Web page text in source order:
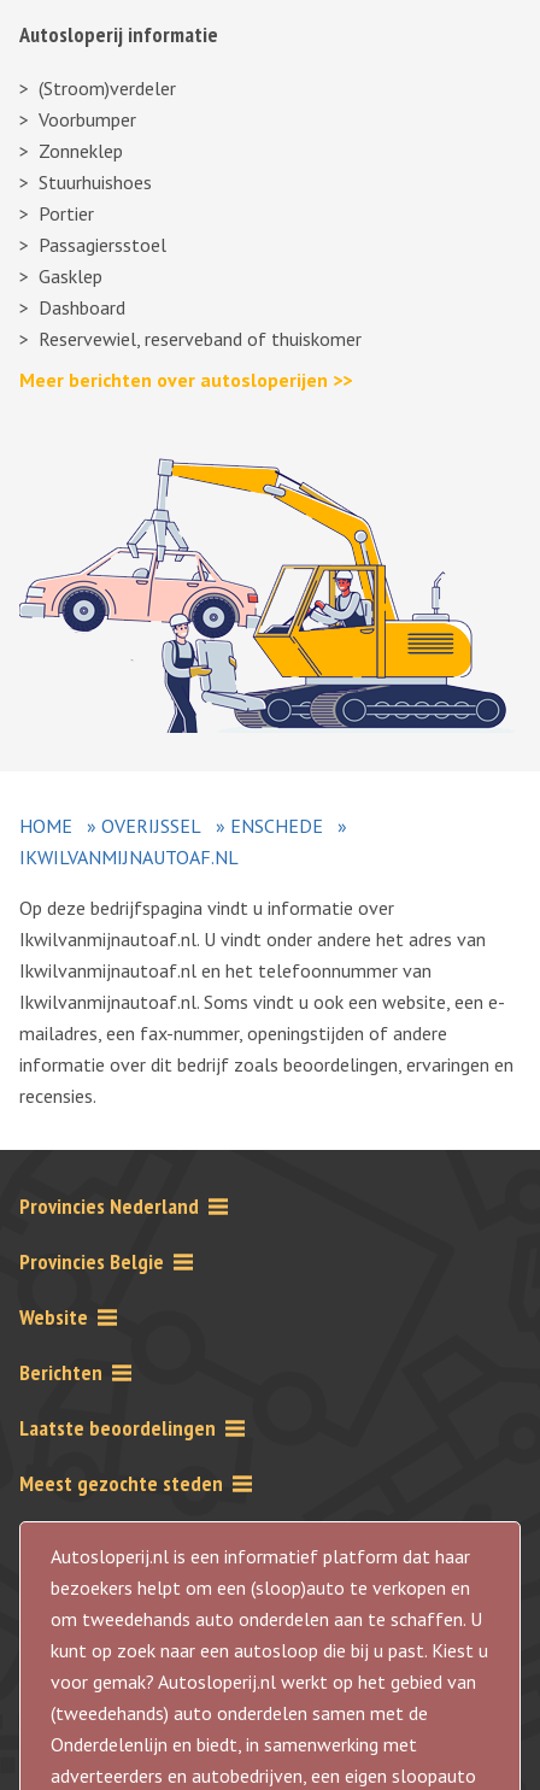
Autosloperij informatie
(Stroom)verdeler
Voorbumper
Zonneklep
Stuurhuishoes
Portier
Passagiersstoel
Gasklep
Dashboard
Reservewiel, reserveband of thuiskomer
Meer berichten over autosloperijen >>
HOME » OVERIJSSEL » ENSCHEDE
»
IKWILVANMIJNAUTOAF.NL
Op deze bedrijfspagina vindt u informatie over
Ikwilvanmijnautoaf.nl. U vindt onder andere het adres van
Ikwilvanmijnautoaf.nl en het telefoonnummer van
Ikwilvanmijnautoaf.nl. Soms vindt u ook een website, een e-
mailadres, een fax-nummer, openingstijden of andere
informatie over dit bedrijf zoals beoordelingen, ervaringen en
recensies.
Provincies Nederland
Provincies Belgie
Website
Berichten
Laatste beoordelingen
Meest gezochte steden
Autosloperij.nl is een informatief platform dat haar
bezoekers helpt om een (sloop)auto te verkopen en
om tweedehands auto onderdelen aan te schaffen. U
kunt op zoek naar een autosloop die bij u past. Kiest u
voor gemak? Autosloperij.nl werkt op het gebied van
(tweedehands) auto onderdelen samen met de
Onderdelenlijn en biedt, in samenwerking met
adverteerders en autobedrijven, een eigen sloopauto